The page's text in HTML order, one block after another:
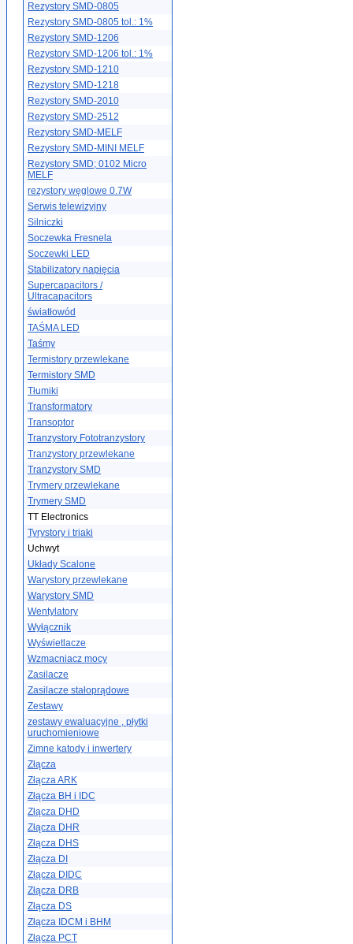
Rezystory SMD-0805
Rezystory SMD-0805 tol.: 1%
Rezystory SMD-1206
Rezystory SMD-1206 tol.: 1%
Rezystory SMD-1210
Rezystory SMD-1218
Rezystory SMD-2010
Rezystory SMD-2512
Rezystory SMD-MELF
Rezystory SMD-MINI MELF
Rezystory SMD; 0102 Micro
MELF
rezystory węglowe 0.7W
Serwis telewizyjny
Silniczki
Soczewka Fresnela
Soczewki LED
Stabilizatory napięcia
Supercapacitors /
Ultracapacitors
światłowód
TAŚMA LED
Taśmy
Termistory przewlekane
Termistory SMD
Tłumiki
Transformatory
Transoptor
Tranzystory Fototranzystory
Tranzystory przewlekane
Tranzystory SMD
Trymery przewlekane
Trymery SMD
TT Electronics
Tyrystory i triaki
Uchwyt
Układy Scalone
Warystory przewlekane
Warystory SMD
Wentylatory
Wyłącznik
Wyświetlacze
Wzmacniacz mocy
Zasilacze
Zasilacze stałoprądowe
Zestawy
zestawy ewaluacyjne , płytki
uruchomieniowe
Zimne katody i inwertery
Złącza
Złącza ARK
Złącza BH i IDC
Złącza DHD
Złącza DHR
Złącza DHS
Złącza DI
Złącza DIDC
Złącza DRB
Złącza DS
Złącza IDCM i BHM
Złącza PCT